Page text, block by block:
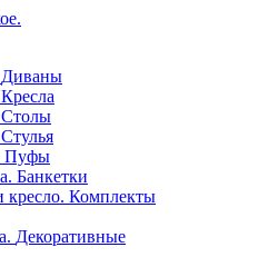
Диваны
Кресла
Столы
Стулья
Пуфы
Банкетки
Комплекты
Декоративные